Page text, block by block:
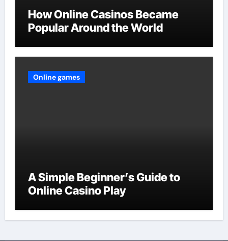
How Online Casinos Became
Popular Around the World
Online games
A Simple Beginner’s Guide to
Online Casino Play